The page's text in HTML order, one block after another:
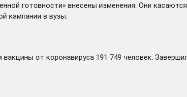
готовности» внесены изменения. Они
кампании в вузы.
от коронавируса 191 749 человек.